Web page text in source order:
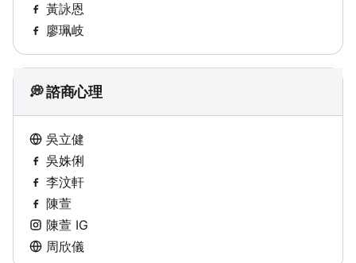
黃詠恩
廖珮岐
💭 諮商心理
吳立健
吳姝俐
李汶軒
陳萱
陳萱 IG
周欣儀